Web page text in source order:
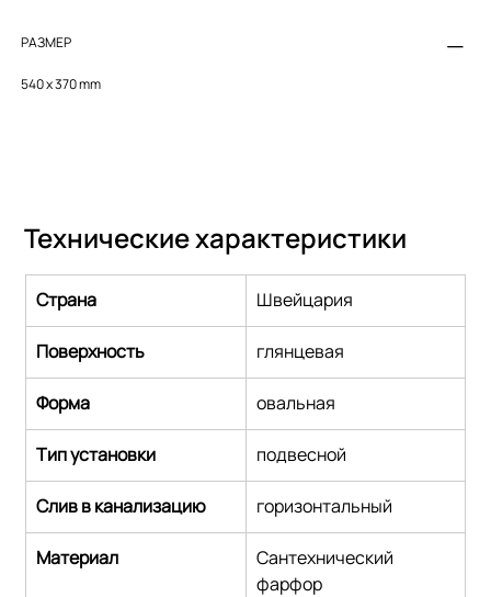
РАЗМЕР
540 x 370 mm
Технические характеристики
Страна Швейцария
Поверхность глянцевая
Форма овальная
Тип установки подвесной
Слив в канализацию горизонтальный
Материал
Сантехнический
фарфор